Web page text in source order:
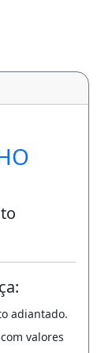
adiantado.
valores